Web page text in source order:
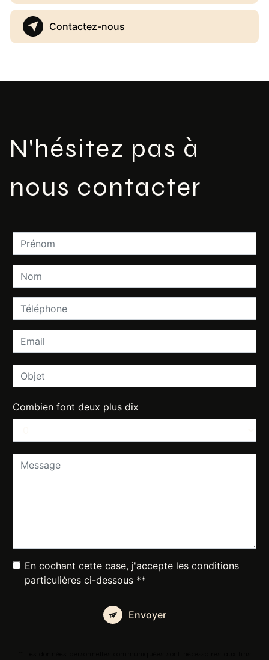
Contactez-nous
N'hésitez pas à
nous contacter
Combien font deux plus dix
En cochant cette case, j'accepte les conditions
particulières ci-dessous **
Envoyer